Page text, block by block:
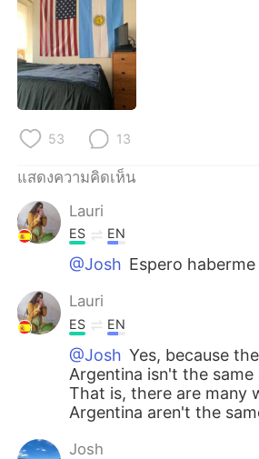
繁體中文
العربية
Deutsch
한국어
Indonesia
Türkçe Tiếng Việt
Português
53 13
แสดงความคิดเห็น
Lauri
ES EN
@Josh Espero
Lauri
ES EN
@Josh Yes, because
Argentina isn't the same
That is, there are many
Argentina aren't the
Josh